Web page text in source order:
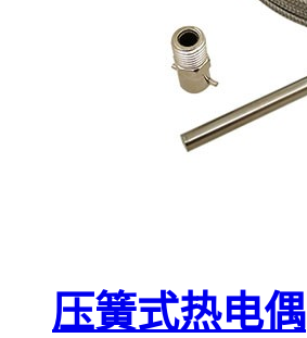
压簧式热电偶